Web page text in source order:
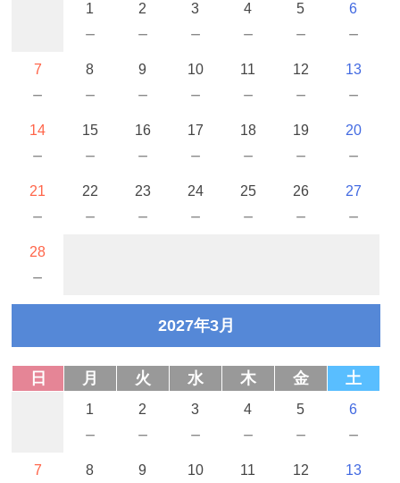
1
－
2
－
3
－
4
－
5
－
6
－
7
－
8
－
9
－
10
－
11
－
12
－
13
－
14
－
15
－
16
－
17
－
18
－
19
－
20
－
21
－
22
－
23
－
24
－
25
－
26
－
27
－
28
－
2027年3月
日 月 火 水 木 金 土
1
－
2
－
3
－
4
－
5
－
6
－
7 8 9 10 11 12 13